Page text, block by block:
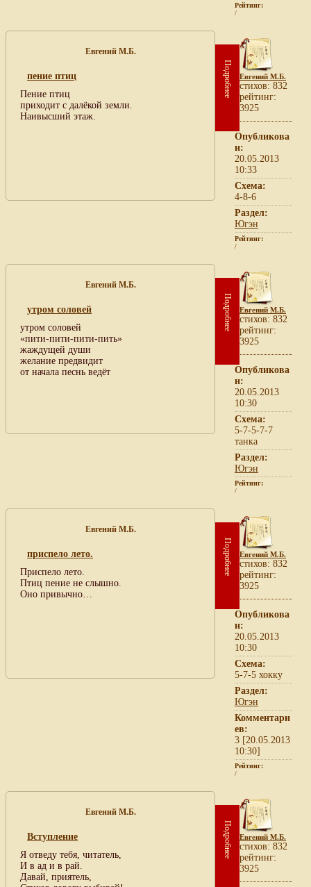
Рейтинг:
/
Евгений М.Б.
пение птиц
Пение птиц
приходит с далёкой земли.
Наивысший этаж.
Подробнее Евгений М.Б.
cтихов: 832
рейтинг:
3925
Опубликова
н:
20.05.2013
10:33
Схема:
4-8-6
Раздел:
Югэн
Рейтинг:
/
Евгений М.Б.
утром соловей
утром соловей
«пити-пити-пити-пить»
жаждущей души
желание предвидит
от начала песнь ведёт
Подробнее Евгений М.Б.
cтихов: 832
рейтинг:
3925
Опубликова
н:
20.05.2013
10:30
Схема:
5-7-5-7-7
танка
Раздел:
Югэн
Рейтинг:
/
Евгений М.Б.
приспело лето.
Приспело лето.
Птиц пение не слышно.
Оно привычно…
Подробнее Евгений М.Б.
cтихов: 832
рейтинг:
3925
Опубликова
н:
20.05.2013
10:30
Схема:
5-7-5 хокку
Раздел:
Югэн
Комментари
ев:
3 [20.05.2013
10:30]
Рейтинг:
/
Евгений М.Б.
Вступление
Я отведу тебя, читатель,
И в ад и в рай.
Давай, приятель,
Подробнее Евгений М.Б.
cтихов: 832
рейтинг:
3925